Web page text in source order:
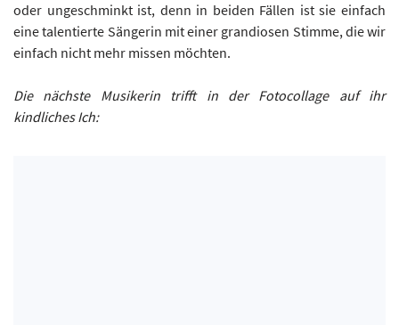
oder ungeschminkt ist, denn in beiden Fällen ist sie einfach
eine talentierte Sängerin mit einer grandiosen Stimme, die wir
einfach nicht mehr missen möchten.
Die nächste Musikerin trifft in der Fotocollage auf ihr
kindliches Ich: